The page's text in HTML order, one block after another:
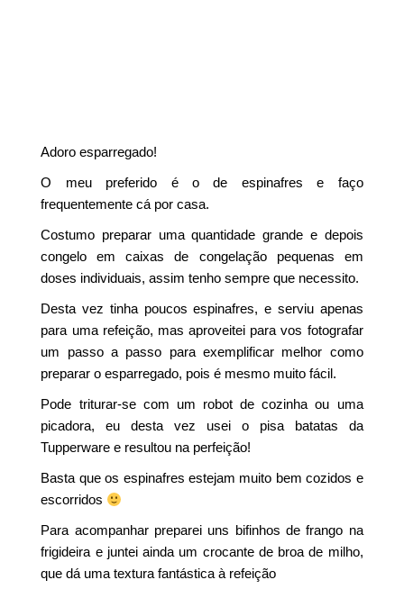
Adoro esparregado!
O meu preferido é o de espinafres e faço
frequentemente cá por casa.
Costumo preparar uma quantidade grande e depois
congelo em caixas de congelação pequenas em
doses individuais, assim tenho sempre que necessito.
Desta vez tinha poucos espinafres, e serviu apenas
para uma refeição, mas aproveitei para vos fotografar
um passo a passo para exemplificar melhor como
preparar o esparregado, pois é mesmo muito fácil.
Pode triturar-se com um robot de cozinha ou uma
picadora, eu desta vez usei o pisa batatas da
Tupperware e resultou na perfeição!
Basta que os espinafres estejam muito bem cozidos e
escorridos
Para acompanhar preparei uns bifinhos de frango na
frigideira e juntei ainda um crocante de broa de milho,
que dá uma textura fantástica à refeição